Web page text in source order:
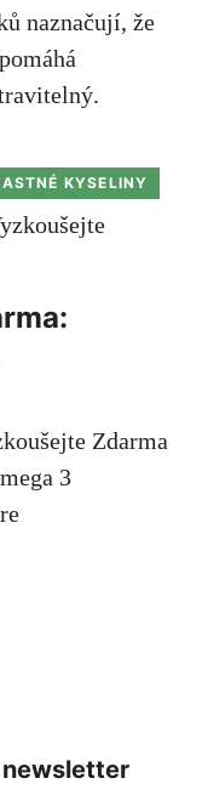
naznačují, že
KYSELINY
Zdarma
3